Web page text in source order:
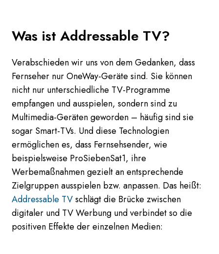
Was ist Addressable TV?
Verabschieden wir uns von dem Gedanken, dass
Fernseher nur OneWay-Geräte sind. Sie können
nicht nur unterschiedliche TV-Programme
empfangen und ausspielen, sondern sind zu
Multimedia-Geräten geworden – häufig sind sie
sogar Smart-TVs. Und diese Technologien
ermöglichen es, dass Fernsehsender, wie
beispielsweise ProSiebenSat1, ihre
Werbemaßnahmen gezielt an entsprechende
Zielgruppen ausspielen bzw. anpassen. Das heißt:
Addressable TVschlägt die Brücke zwischen
digitaler und TV Werbung und verbindet so die
positiven Effekte der einzelnen Medien: